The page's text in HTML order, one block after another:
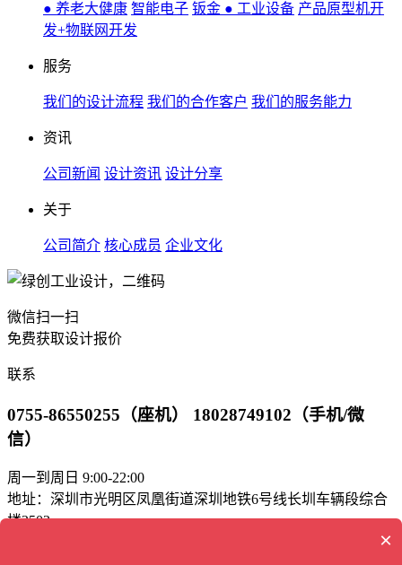
● 养老大健康 智能电子 钣金 ● 工业设备 产品原型机开
发+物联网开发
服务
我们的设计流程 我们的合作客户 我们的服务能力
资讯
公司新闻 设计资讯 设计分享
关于
公司简介 核心成员 企业文化
微信扫一扫
免费获取设计报价
联系
0755-86550255（座机） 18028749102（手机/微
信）
周一到周日 9:00-22:00
地址：深圳市光明区凤凰街道深圳地铁6号线长圳车辆段综合
楼2503
×